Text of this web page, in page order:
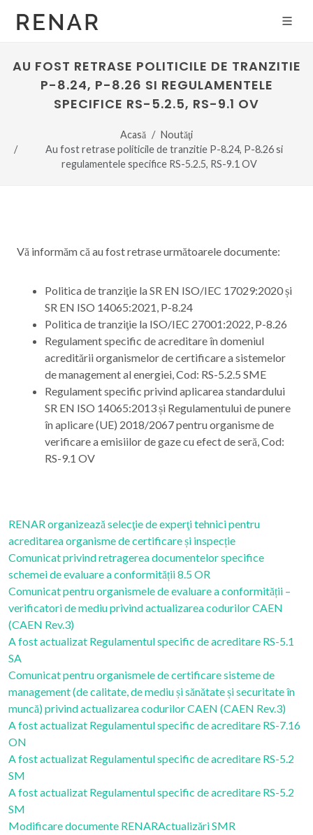
AU FOST RETRASE POLITICILE DE TRANZITIE
P-8.24, P-8.26 SI REGULAMENTELE
SPECIFICE RS-5.2.5, RS-9.1 OV
Acasă
Noutăţi
Au fost retrase politicile de tranzitie P-8.24, P-8.26 si
regulamentele specifice RS-5.2.5, RS-9.1 OV
Vă informăm că au fost retrase următoarele documente:
Politica de tranziţie la SR EN ISO/IEC 17029:2020 și
SR EN ISO 14065:2021, P-8.24
Politica de tranziţie la ISO/IEC 27001:2022, P-8.26
Regulament specific de acreditare în domeniul
acreditării organismelor de certificare a sistemelor
de management al energiei, Cod: RS-5.2.5 SME
Regulament specific privind aplicarea standardului
SR EN ISO 14065:2013 și Regulamentului de punere
în aplicare (UE) 2018/2067 pentru organisme de
verificare a emisiilor de gaze cu efect de seră, Cod:
RS-9.1 OV
RENAR organizează selecţie de experţi tehnici pentru
acreditarea organisme de certificare și inspecție
Comunicat privind retragerea documentelor specifice
schemei de evaluare a conformității 8.5 OR
Comunicat pentru organismele de evaluare a conformității –
verificatori de mediu privind actualizarea codurilor CAEN
(CAEN Rev.3)
A fost actualizat Regulamentul specific de acreditare RS-5.1
SA
Comunicat pentru organismele de certificare sisteme de
management (de calitate, de mediu și sănătate și securitate în
muncă) privind actualizarea codurilor CAEN (CAEN Rev.3)
A fost actualizat Regulamentul specific de acreditare RS-7.16
ON
A fost actualizat Regulamentul specific de acreditare RS-5.2
SM
A fost actualizat Regulamentul specific de acreditare RS-5.2
SM
Modificare documente RENARActualizări SMR